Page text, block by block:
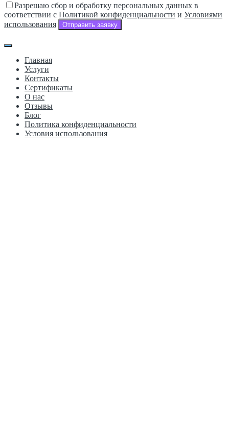
Разрешаю сбор и обработку персональных данных в
соответствии с Политикой конфиденциальности и Условиями
использования
Отправить заявку
Главная
Услуги
Контакты
Сертификаты
О нас
Отзывы
Блог
Политика конфиденциальности
Условия использования